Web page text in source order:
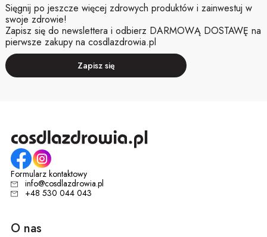
Sięgnij po jeszcze więcej zdrowych produktów i zainwestuj w
swoje zdrowie!
Zapisz się do newslettera i odbierz DARMOWĄ DOSTAWĘ na
pierwsze zakupy na cosdlazdrowia.pl
Zapisz się
Formularz kontaktowy
info@cosdlazdrowia.pl
+48 530 044 043
O nas